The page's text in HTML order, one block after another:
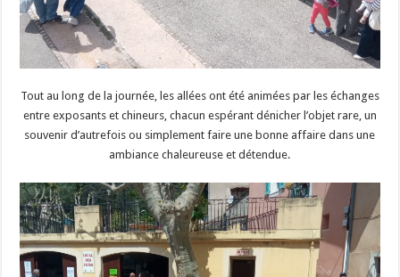
Tout au long de la journée, les allées ont été animées par les échanges
entre exposants et chineurs, chacun espérant dénicher l’objet rare, un
souvenir d’autrefois ou simplement faire une bonne affaire dans une
ambiance chaleureuse et détendue.